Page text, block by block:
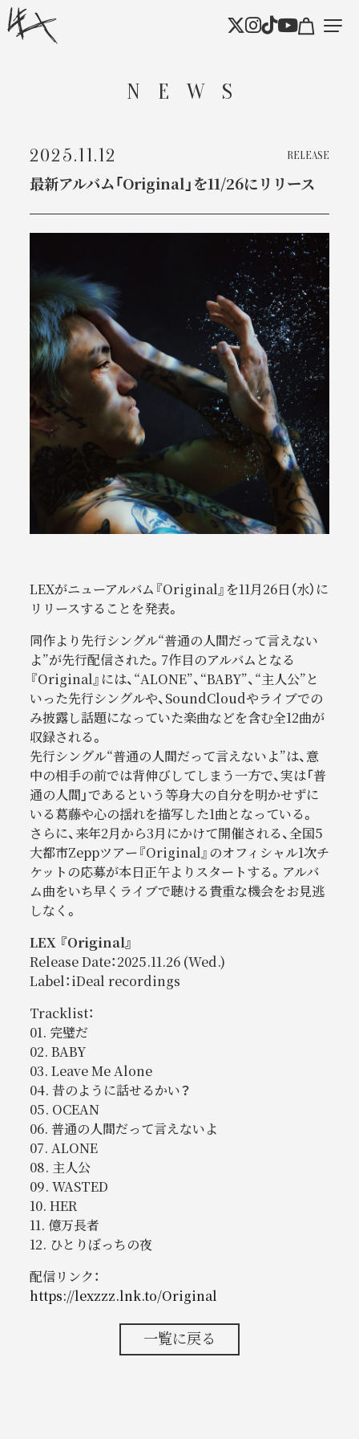
NEWS
2025.11.12 RELEASE
最新アルバム「Original」を11/26にリリース
LEXがニューアルバム『Original』を11月26日（水）に
リリースすることを発表。
同作より先行シングル“普通の人間だって言えない
よ”が先行配信された。7作目のアルバムとなる
『Original』には、“ALONE”、“BABY”、“主人公”と
いった先行シングルや、SoundCloudやライブでの
み披露し話題になっていた楽曲などを含む全12曲が
収録される。
先行シングル“普通の人間だって言えないよ”は、意
中の相手の前では背伸びしてしまう一方で、実は「普
通の人間」であるという等身大の自分を明かせずに
いる葛藤や心の揺れを描写した1曲となっている。
さらに、来年2月から3月にかけて開催される、全国5
大都市Zeppツアー『Original』のオフィシャル1次チ
ケットの応募が本日正午よりスタートする。アルバ
ム曲をいち早くライブで聴ける貴重な機会をお見逃
しなく。
LEX 『Original』
Release Date：2025.11.26 (Wed.)
Label：iDeal recordings
Tracklist：
01. 完璧だ
02. BABY
03. Leave Me Alone
04. 昔のように話せるかい？
05. OCEAN
06. 普通の人間だって言えないよ
07. ALONE
08. 主人公
09. WASTED
10. HER
11. 億万長者
12. ひとりぼっちの夜
配信リンク：
https://lexzzz.lnk.to/Original
一覧に戻る